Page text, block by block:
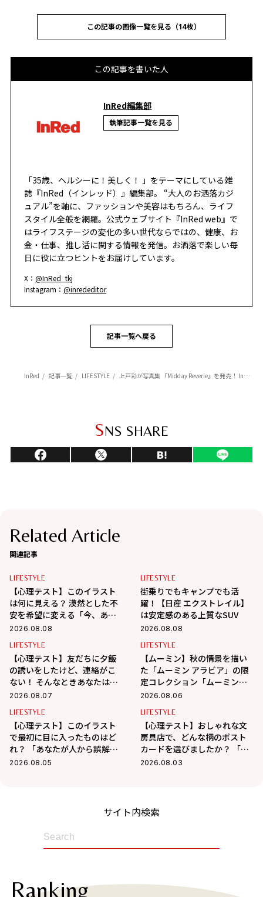
この記事の画像一覧を見る（14枚）
この記事を書いた人
InRed編集部
執筆記事一覧を見る
「35歳、ヘルシーに！美しく！ 」をテーマにしている雑
誌『InRed（インレッド）』編集部。 “大人のお洒落カジ
ュアル”を軸に、ファッションや美容はもちろん、ライフ
スタイル全般を網羅。公式ウェブサイト『InRed web』で
はライフステージの変化の多い世代ならではの、健康、お
金・仕事、推し活に関する情報を発信。お洒落で楽しい毎
日に役に立つヒントをお届けしています。
X：@InRed_tkj
Instagram：@inrededitor
記事一覧へ戻る
InRed 記事一覧 LIFESTYLE 上戸彩が写真集 『Midday Reverie』を発売！ InRedだけ特別に未公開カットをお見せします♡
SNS SHARE
Related Article
関連記事
LIFESTYLE
【心理テスト】このイラスト
は何に見える？ 漠然とした不
安を希望に変える「今、あな
たが本当に向かうべき道」が
2026.08.08
LIFESTYLE
街乗りでもキャンプでも活
躍！【日産 エクストレイル】
は安定感のある上質なSUV
2026.08.08
LIFESTYLE
【心理テスト】友だちに夕飯
の誘いをしたけど、連絡がこ
ない！ そんなときあなたはど
うする？ 「あなたの精神年
2026.08.07
LIFESTYLE
【ムーミン】秋の情景を描い
た「ムーミン アラビア」の限
定コレクション「ムーミンズ
デイ 2026」が8月8日（土）よ
2026.08.06
LIFESTYLE
【心理テスト】このイラスト
で最初に目に入ったものはど
れ？ 「あなたが人から誤解さ
れやすいところ」がわかる！
2026.08.05
LIFESTYLE
【心理テスト】おしゃれな文
房具店で、どんな柄のポスト
カードを選びましたか？ 「あ
なたが心の奥で大切にしてい
2026.08.03
サイト内検索
Ranking